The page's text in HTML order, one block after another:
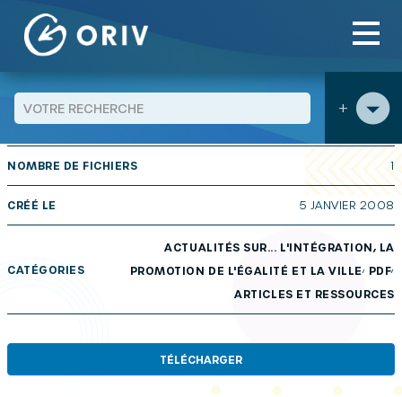
Aller au contenu
+
publications
Actualités sur… n° 35 : Intégration : de la
dimension sociologique à la politique publique…
TAILLE 288 KB
NOMBRE DE FICHIERS 1
CRÉÉ LE 5 JANVIER 2008
CATÉGORIES
ACTUALITÉS SUR... L'INTÉGRATION, LA
PROMOTION DE L'ÉGALITÉ ET LA VILLE, PDF,
ARTICLES ET RESSOURCES
TÉLÉCHARGER
Panneau de gestion des cookies